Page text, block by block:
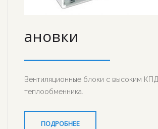
ановки
Вентиляционные блоки с высоким КПД
теплообменника.
ПОДРОБНЕЕ